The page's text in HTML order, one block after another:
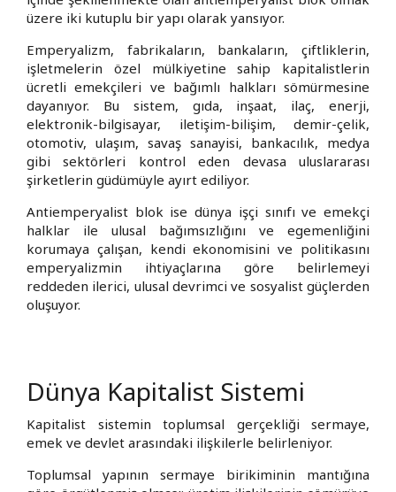
üzere iki kutuplu bir yapı olarak yansıyor.
Emperyalizm, fabrikaların, bankaların, çiftliklerin,
işletmelerin özel mülkiyetine sahip kapitalistlerin
ücretli emekçileri ve bağımlı halkları sömürmesine
dayanıyor. Bu sistem, gıda, inşaat, ilaç, enerji,
elektronik-bilgisayar, iletişim-bilişim, demir-çelik,
otomotiv, ulaşım, savaş sanayisi, bankacılık, medya
gibi sektörleri kontrol eden devasa uluslararası
şirketlerin güdümüyle ayırt ediliyor.
Antiemperyalist blok ise dünya işçi sınıfı ve emekçi
halklar ile ulusal bağımsızlığını ve egemenliğini
korumaya çalışan, kendi ekonomisini ve politikasını
emperyalizmin ihtiyaçlarına göre belirlemeyi
reddeden ilerici, ulusal devrimci ve sosyalist güçlerden
oluşuyor.
Dünya Kapitalist Sistemi
Kapitalist sistemin toplumsal gerçekliği sermaye,
emek ve devlet arasındaki ilişkilerle belirleniyor.
Toplumsal yapının sermaye birikiminin mantığına